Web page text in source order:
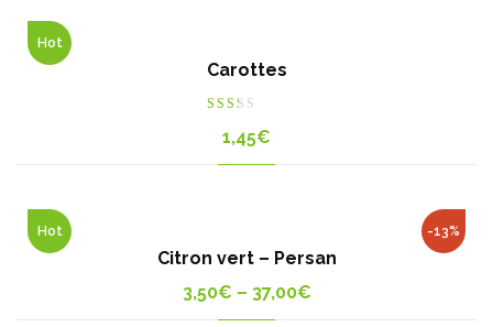
Hot
Carottes
2.00
out
of 5
1,45€
-13%
Hot
Citron vert – Persan
3,50€ – 37,00€